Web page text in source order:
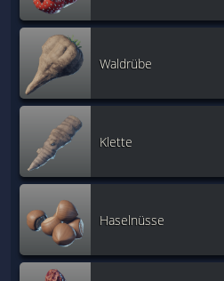
Waldrübe
Klette
Haselnüsse